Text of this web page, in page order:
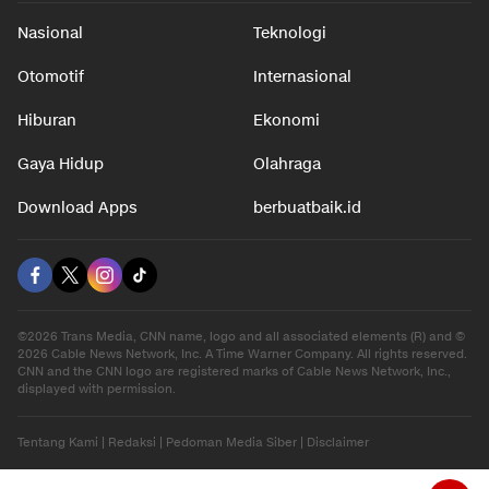
Nasional Teknologi
Otomotif Internasional
Hiburan Ekonomi
Gaya Hidup Olahraga
Download Apps berbuatbaik.id
©2026 Trans Media, CNN name, logo and all associated elements (R) and ©
2026 Cable News Network, Inc. A Time Warner Company. All rights reserved.
CNN and the CNN logo are registered marks of Cable News Network, Inc.,
displayed with permission.
Tentang Kami | Redaksi | Pedoman Media Siber | Disclaimer